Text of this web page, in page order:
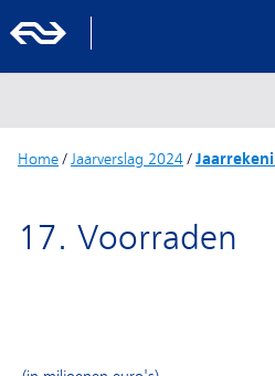
Home/ Jaarverslag 2024/
17. Voorraden